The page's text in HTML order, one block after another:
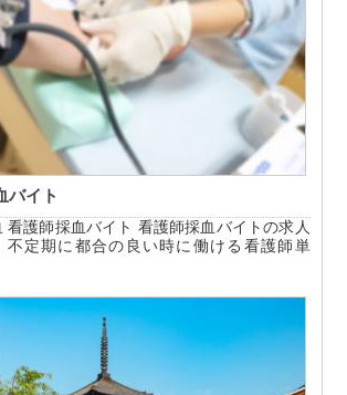
バイト
看護師採血バイト 看護師採血バイトの求人
不定期に都合の良い時に働ける看護師単